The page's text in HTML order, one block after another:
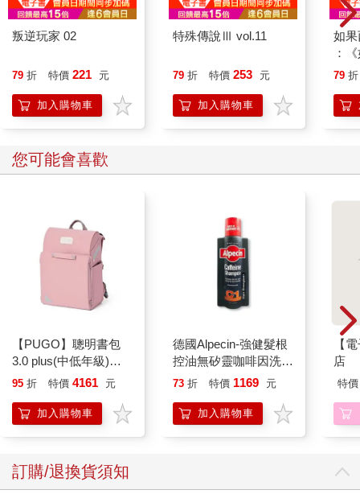
練不足、手術經驗不夠，甚至對操作控制台沒信心的醫師。
外科手術和其他行業沒兩樣，也是拚命引進智慧科技，彷彿站在
自己建造的火箭前，全力衝向嶄新的未來。而這種趨勢從數十個
職業和組織開始蔓延，再來是數百個，最後影響全球，這其實正
是我們面對的現實。我深入研究先導入機器人的領域，大概有數
十個，從這些數據來看，許多職業原本依賴專家帶新人的學習模
式，但是如今已經無法繼續。
人工智慧等技術，「支援律師的工作流程」。現在文件審閱已經
開始自動化，菜鳥律師不再做這些工作，律師事務所連工時費用
都省了，資深律師反而接手更多的工作，效率更高；客戶花的錢
更少，律師事務所也因為縮減人手，賺得更多。結果菜鳥律師和
資深律師完全隔開了，沒機會觀摩、沒辦法參與，更別說幫忙前
輩分攤工作，從中學習。最近Law.com有一篇評論，嚴肅提醒大
家：「現在新一代的律師，正在錯失接受培訓與專業發展的機
再看看警察的例子，警察局也在使用人工智慧的預測工具，幫忙
分配巡邏區域，如此一來，是否能有更多的時間打擊犯罪？對菜
鳥員警來說，現實並非如此，他們必須處理文書工作，餵養這些
至於高階金融的領域，資深銀行業者加碼投資FactSet和CapIQ等
工具，以人工智慧輔助市場分析與公司評價。二○二一年，金融業
菜鳥銀行職員大多在製作例行報告，無法和資深職員共事，就連
叛逆玩家 02
79 折 特價 221 元
加入購物車
特殊傳說Ⅲ vol.11
79 折 特價 253 元
加入購物車
如
：
喵
79 折
您可能會喜歡
【PUGO】聰明書包
3.0 plus(中低年級)藕
粉 全新進化玩美上市
95 折 特價 4161 元
加入購物車
德國Alpecin-強健髮根
控油無矽靈咖啡因洗髮
凝露375ml/瓶-C1強健
調理頭皮洗髮液/0矽靈
滋潤洗頭髮水/一般髮
73 折 特價 1169 元
加入購物車
【
店
特價
訂購/退換貨須知